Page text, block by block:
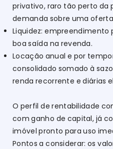
privativo, raro tão perto da
demanda sobre uma
Liquidez:
boa saída na revenda.
Locação anual e por
consolidado somado à
renda recorrente e diárias
O perfil de rentabilidade
com ganho de capital, já
imóvel pronto para uso
Pontos a considerar: os